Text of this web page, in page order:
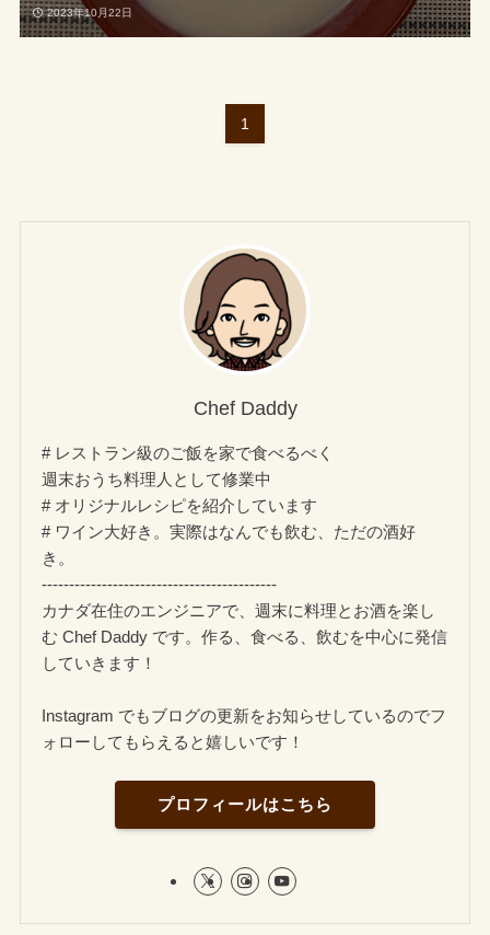
2023年10月22日
1
Chef Daddy
# レストラン級のご飯を家で食べるべく
週末おうち料理人として修業中
# オリジナルレシピを紹介しています
# ワイン大好き。実際はなんでも飲む、ただの酒好
き。
-------------------------------------------
カナダ在住のエンジニアで、週末に料理とお酒を楽し
む Chef Daddy です。作る、食べる、飲むを中心に発信
していきます！
Instagram でもブログの更新をお知らせしているのでフ
ォローしてもらえると嬉しいです！
プロフィールはこちら